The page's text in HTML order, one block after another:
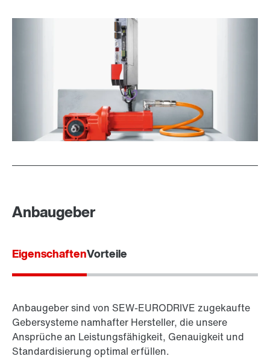
Anbaugeber
EigenschaftenVorteile
Anbaugeber sind von SEW-EURODRIVE zugekaufte
Gebersysteme namhafter Hersteller, die unsere
Ansprüche an Leistungsfähigkeit, Genauigkeit und
Standardisierung optimal erfüllen.